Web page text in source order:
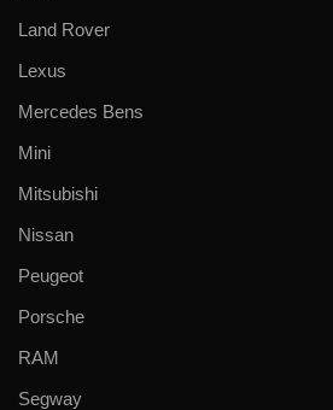
Land Rover
Lexus
Mercedes Bens
Mini
Mitsubishi
Nissan
Peugeot
Porsche
RAM
Segway